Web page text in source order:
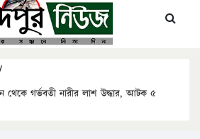
থেকে গর্ভবতী নারীর লাশ উদ্ধার, আটক ৫